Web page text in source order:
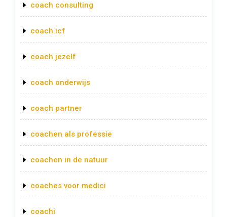
coach consulting
coach icf
coach jezelf
coach onderwijs
coach partner
coachen als professie
coachen in de natuur
coaches voor medici
coachi